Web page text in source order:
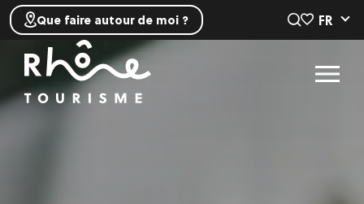
Que faire autour de moi ? FR